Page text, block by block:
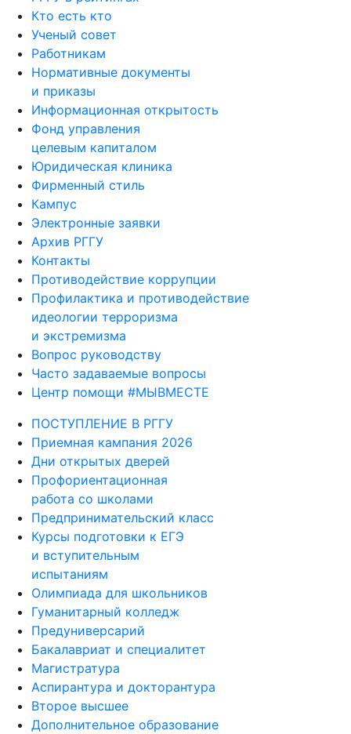
Кто есть кто
Ученый совет
Работникам
Нормативные документы
и приказы
Информационная открытость
Фонд управления
целевым капиталом
Юридическая клиника
Фирменный стиль
Кампус
Электронные заявки
Архив РГГУ
Контакты
Противодействие коррупции
Профилактика и противодействие
идеологии терроризма
и экстремизма
Вопрос руководству
Часто задаваемые вопросы
Центр помощи #МЫВМЕСТЕ
ПОСТУПЛЕНИЕ В РГГУ
Приемная кампания 2026
Дни открытых дверей
Профориентационная
работа со школами
Предпринимательский класс
Курсы подготовки к ЕГЭ
и вступительным
испытаниям
Олимпиада для школьников
Гуманитарный колледж
Предуниверсарий
Бакалавриат и специалитет
Магистратура
Аспирантура и докторантура
Второе высшее
Дополнительное образование